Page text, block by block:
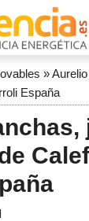
»
España